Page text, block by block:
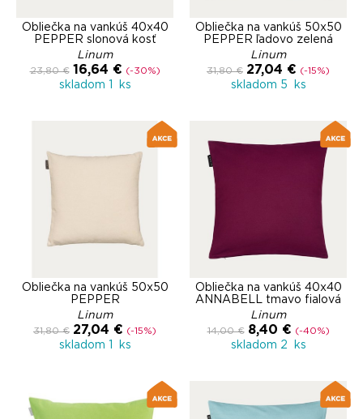
Obliečka na vankúš 40x40
PEPPER slonová kosť
Linum
23,80 € 16,64 € (-30%)
skladom 1 ks
Obliečka na vankúš 50x50
PEPPER ľadovo zelená
Linum
31,80 € 27,04 € (-15%)
skladom 5 ks
Obliečka na vankúš 50x50
PEPPER
Linum
31,80 € 27,04 € (-15%)
skladom 1 ks
Obliečka na vankúš 40x40
ANNABELL tmavo fialová
Linum
14,00 € 8,40 € (-40%)
skladom 2 ks